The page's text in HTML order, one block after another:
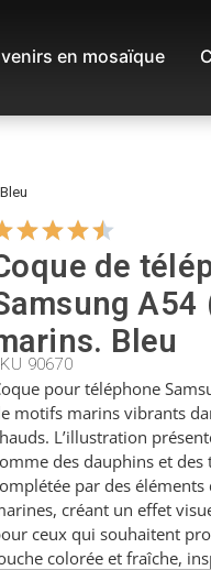
en mosaïque
de
Bleu
90670
pour téléphone
motifs marins vibrants
L’illustration
des dauphins et
par des
créant un effet
ceux qui souhaitent
colorée et fraîche,